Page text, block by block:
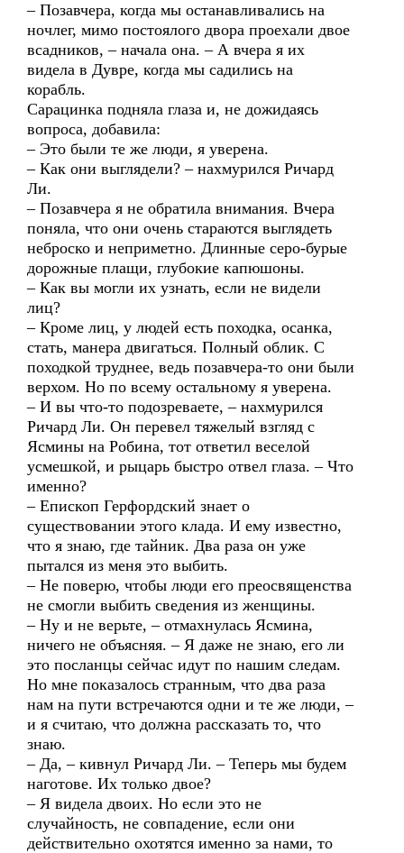
– Позавчера, когда мы останавливались на
ночлег, мимо постоялого двора проехали двое
всадников, – начала она. – А вчера я их
видела в Дувре, когда мы садились на
корабль.
Сарацинка подняла глаза и, не дожидаясь
вопроса, добавила:
– Это были те же люди, я уверена.
– Как они выглядели? – нахмурился Ричард
Ли.
– Позавчера я не обратила внимания. Вчера
поняла, что они очень стараются выглядеть
неброско и неприметно. Длинные серо-бурые
дорожные плащи, глубокие капюшоны.
– Как вы могли их узнать, если не видели
лиц?
– Кроме лиц, у людей есть походка, осанка,
стать, манера двигаться. Полный облик. С
походкой труднее, ведь позавчера-то они были
верхом. Но по всему остальному я уверена.
– И вы что-то подозреваете, – нахмурился
Ричард Ли. Он перевел тяжелый взгляд с
Ясмины на Робина, тот ответил веселой
усмешкой, и рыцарь быстро отвел глаза. – Что
именно?
– Епископ Герфордский знает о
существовании этого клада. И ему известно,
что я знаю, где тайник. Два раза он уже
пытался из меня это выбить.
– Не поверю, чтобы люди его преосвященства
не смогли выбить сведения из женщины.
– Ну и не верьте, – отмахнулась Ясмина,
ничего не объясняя. – Я даже не знаю, его ли
это посланцы сейчас идут по нашим следам.
Но мне показалось странным, что два раза
нам на пути встречаются одни и те же люди, –
и я считаю, что должна рассказать то, что
знаю.
– Да, – кивнул Ричард Ли. – Теперь мы будем
наготове. Их только двое?
– Я видела двоих. Но если это не
случайность, не совпадение, если они
действительно охотятся именно за нами, то